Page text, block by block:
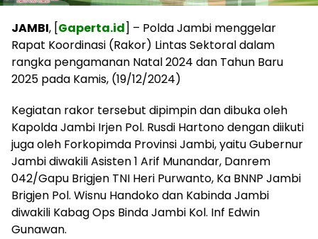
JAMBI, [Gaperta.id] – Polda Jambi menggelar
Rapat Koordinasi (Rakor) Lintas Sektoral dalam
rangka pengamanan Natal 2024 dan Tahun Baru
2025 pada Kamis, (19/12/2024)
Kegiatan rakor tersebut dipimpin dan dibuka oleh
Kapolda Jambi Irjen Pol. Rusdi Hartono dengan diikuti
juga oleh Forkopimda Provinsi Jambi, yaitu Gubernur
Jambi diwakili Asisten 1 Arif Munandar, Danrem
042/Gapu Brigjen TNI Heri Purwanto, Ka BNNP Jambi
Brigjen Pol. Wisnu Handoko dan Kabinda Jambi
diwakili Kabag Ops Binda Jambi Kol. Inf Edwin
Gunawan.